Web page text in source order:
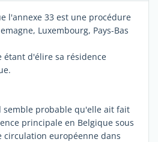
l'annexe 33 est une procédure
Luxembourg, Pays-Bas
étant d'élire sa résidence
semble probable qu'elle ait fait
principale en Belgique sous
circulation européenne dans